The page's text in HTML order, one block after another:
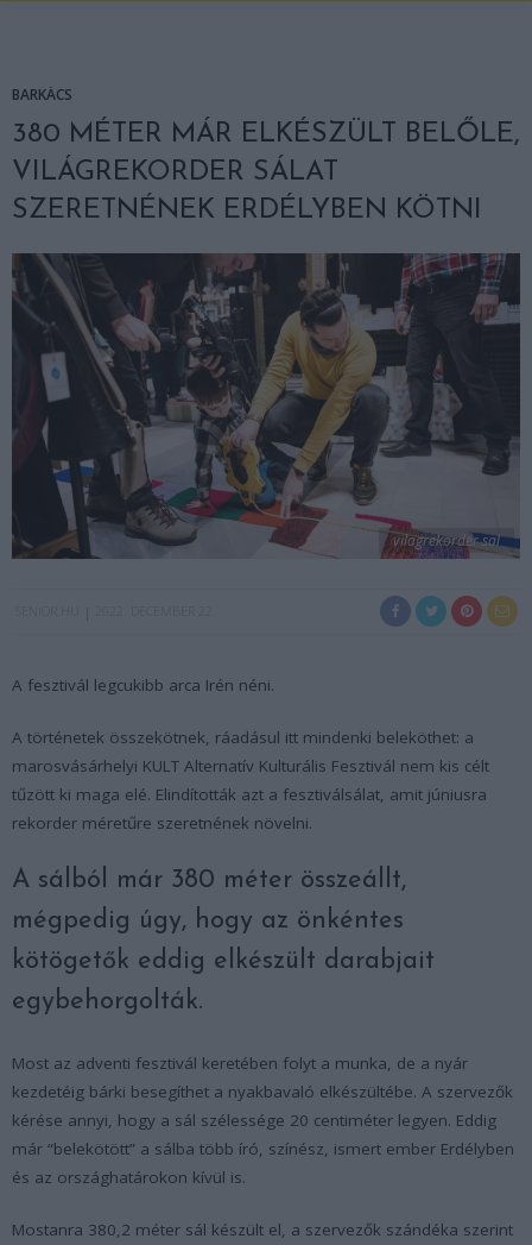
BARKÁCS
380 MÉTER MÁR ELKÉSZÜLT BELŐLE,
VILÁGREKORDER SÁLAT
SZERETNÉNEK ERDÉLYBEN KÖTNI
vilagrekorder sal
A fesztivál legcukibb arca Irén néni.
A történetek összekötnek, ráadásul itt mindenki beleköthet: a
marosvásárhelyi KULT Alternatív Kulturális Fesztivál nem kis célt
tűzött ki maga elé. Elindították azt a fesztiválsálat, amit júniusra
rekorder méretűre szeretnének növelni.
A sálból már 380 méter összeállt,
mégpedig úgy, hogy az önkéntes
kötögetők eddig elkészült darabjait
egybehorgolták.
Most az adventi fesztivál keretében folyt a munka, de a nyár
kezdetéig bárki besegíthet a nyakbavaló elkészültébe. A szervezők
kérése annyi, hogy a sál szélessége 20 centiméter legyen. Eddig
már “belekötött” a sálba több író, színész, ismert ember Erdélyben
és az országhatárokon kívül is.
Mostanra 380,2 méter sál készült el, a szervezők szándéka szerint